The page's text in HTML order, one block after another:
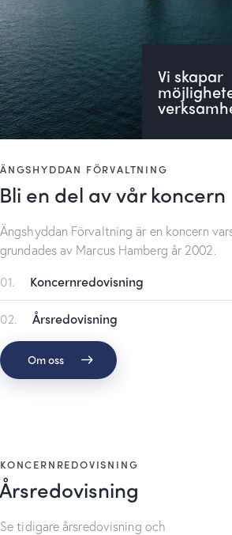
Vi skapar
ÄNGSHYDDAN FÖRVALTNING
Bli en del av vår koncern
Ängshyddan Förvaltning är en koncern
grundades av Marcus Hamberg år 2002.
01. Koncernredovisning
02. Årsredovisning
Om oss
KONCERNREDOVISNING
Årsredovisning
Se tidigare årsredovisning och